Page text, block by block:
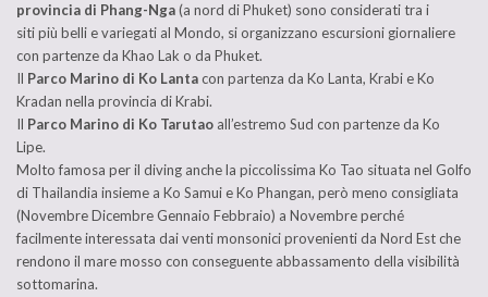
provincia di Phang-Nga(a nord di Phuket) sono considerati tra i
siti più belli e variegati al Mondo, si organizzano escursioni giornaliere
con partenze da Khao Lak o da Phuket.
Il Parco Marino di Ko Lantacon partenza da Ko Lanta, Krabi e Ko
Kradan nella provincia di Krabi.
Il Parco Marino di Ko Tarutao all’estremo Sud con partenze da Ko
Lipe.
Molto famosa per il diving anche la piccolissima Ko Tao situata nel Golfo
di Thailandia insieme a Ko Samui e Ko Phangan, però meno consigliata
(Novembre Dicembre Gennaio Febbraio) a Novembre perché
facilmente interessata dai venti monsonici provenienti da Nord Est che
rendono il mare mosso con conseguente abbassamento della visibilità
sottomarina.